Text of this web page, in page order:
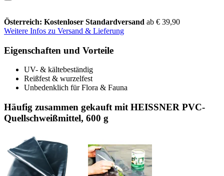
Österreich: Kostenloser Standardversand ab € 39,90
Weitere Infos zu Versand & Lieferung
Eigenschaften und Vorteile
UV- & kältebeständig
Reißfest & wurzelfest
Unbedenklich für Flora & Fauna
Häufig zusammen gekauft mit HEISSNER PVC-
Quellschweißmittel, 600 g